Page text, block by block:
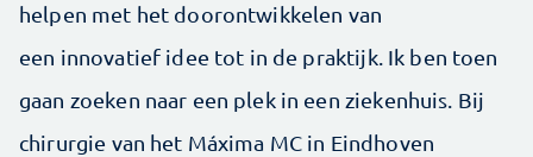
helpen met het doorontwikkelen van
een innovatief idee tot in de praktijk. Ik ben toen
gaan zoeken naar een plek in een ziekenhuis. Bij
chirurgie van het Máxima MC in Eindhoven